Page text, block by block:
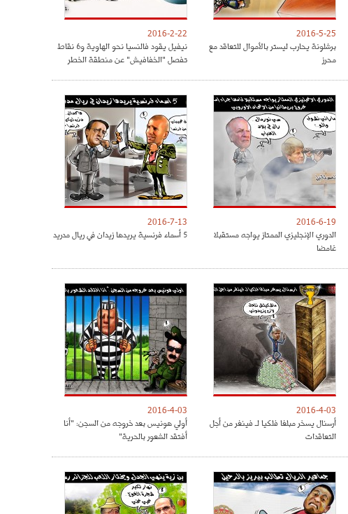
2016-5-25
برشلونة يحارب ليستر بالأموال للتعاقد مع
محرز
2016-2-22
نيفيل يقود فالنسيا نحو الهاوية و6 نقاط
تفصل "الخفافيش" عن منطقة الخطر
2016-6-19
الدوري الإنجليزي الممتاز يواجه مستقبلا
غامضا
2016-7-13
5 أسماء فرنسية يريدها زيدان في ريال مدريد
2016-4-03
أرسنال يسخر مبلغا فلكيا لـ فينغر من أجل
التعاقدات
2016-4-03
أولي هونيس بعد خروجه من السجن: "أنا
أفتقد الشعور بالحرية"